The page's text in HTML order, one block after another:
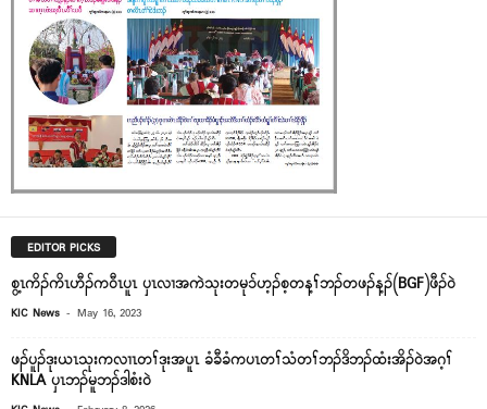
EDITOR PICKS
စွ့ၤကိၣ်ကိၤဟီၣ်က၀ီၤပူၤ ၦၤလၢအကဲသုးတမု၁်ဟ့ၣ်စ့တန့ၢ်ဘၣ်တဖၣ်န့ၣ်(BGF)ဖီၣ်၀ဲ
KIC News - May 16, 2023
ဖၣ်ပူၣ်ဒုးယၤသုးကလၢၤတၢ်ဒုးအပူၤ ခံခီခံကပၤတၢ်သံတၢ်ဘၣ်ဒိဘၣ်ထံးအိၣ်ဝဲအဂ့ၢ်
KNLA ပှၤဘၣ်မူဘၣ်ဒါစံးဝဲ